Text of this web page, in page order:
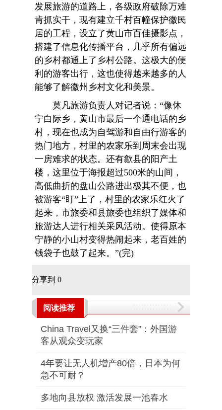
发展旅游的道路上，各级政府破除万难
肯抓实干，现有建立千村百幢保护徽民
居的工程，设立了黄山市百佳摄影点，
搭建了信息化传播平台，几乎所有偏远
的乡村都通上了乡村公路。这极大的便
利的游客出行，这也使得越来越多的人
能够了解徽州乡村文化和美景。
莫凡旅游负责人对记者说：“像休
宁白际乡，黄山市最后一个通电话的乡
村，现在也成为自驾游和自由行游客的
热门地方，村里的农家乐到周末会出现
一房难求的状态。还有歙县的阳产土
楼，这里位于海报超过500米的山间，
高低曲折的盘山公路进出极其不便，也
被游客“盯”上了，村里的农家乐红火了
起来，市旅委和县旅委也组织了媒体和
旅游达人进行相关采风活动。使得原本
宁静的小山村变得热闹起来，老百姓的
钱袋子也鼓了起来。”(完)
分享到 0
阅读推荐
China Travel又换“三件套”：外国游
客从观众变玩家
4年要让无人机增产80倍，日本为何
急不可耐？
多地向县放权 激活发展一池春水